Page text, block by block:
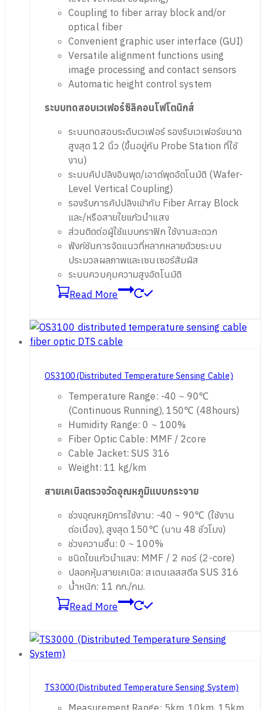
Coupling to fiber array block and/or
optical fiber
Convenient graphic user interface (GUI)
Versatile alignment functions using
image processing and contact sensors
Automatic height control system
ระบบทดสอบเวเฟอร์ซิลิคอนโฟโตนิกส์
ระบบทดสอบระดับเวเฟอร์ รองรับเวเฟอร์ขนาด
สูงสุด 12 นิ้ว (ขึ้นอยู่กับ Probe Station ที่ใช้
งาน)
ระบบคัปปลิงอินพุต/เอาต์พุตอัตโนมัติ (Wafer-
Level Vertical Coupling)
รองรับการคัปปลิงเข้ากับ Fiber Array Block
และ/หรือสายใยแก้วนำแสง
ส่วนติดต่อผู้ใช้แบบกราฟิก ใช้งานสะดวก
ฟังก์ชันการจัดแนวที่หลากหลายด้วยระบบ
ประมวลผลภาพและเซนเซอร์สัมผัส
ระบบควบคุมความสูงอัตโนมัติ
Read More
OS3100 (Distributed Temperature Sensing Cable)
Temperature Range: -40 ~ 90℃
(Continuous Running), 150℃ (48hours)
Humidity Range: 0 ~ 100%
Fiber Optic Cable: MMF / 2core
Cable Jacket: SUS 316
Weight: 11 kg/km
สายเคเบิลตรวจวัดอุณหภูมิแบบกระจาย
ช่วงอุณหภูมิการใช้งาน: -40 ~ 90℃ (ใช้งาน
ต่อเนื่อง), สูงสุด 150℃ (นาน 48 ชั่วโมง)
ช่วงความชื้น: 0 ~ 100%
ชนิดใยแก้วนำแสง: MMF / 2 คอร์ (2-core)
ปลอกหุ้มสายเคเบิล: สเตนเลสสตีล SUS 316
น้ำหนัก: 11 กก./กม.
Read More
TS3000 (Distributed Temperature Sensing System)
Measurement Range: 5km ,10km, 15km